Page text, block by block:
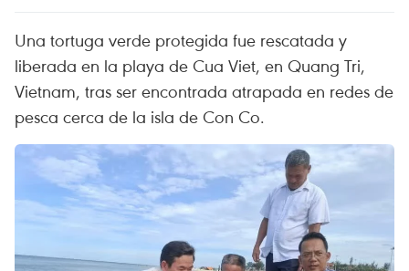
Una tortuga verde protegida fue rescatada y
liberada en la playa de Cua Viet, en Quang Tri,
Vietnam, tras ser encontrada atrapada en redes de
pesca cerca de la isla de Con Co.